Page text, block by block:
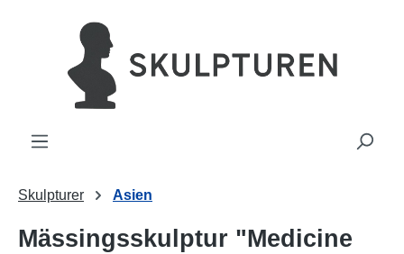
Skulpturer Asien
Mässingsskulptur "Medicine